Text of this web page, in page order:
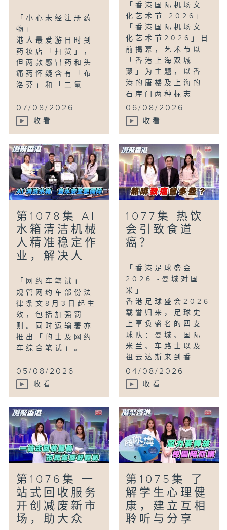
「小心未经注册药
物」
港人最爱游日时到
药妆店「扫货」，
但两款感冒药和头
痛药怀疑含有「布
洛芬」和「二氢...
07/08/2026
收看
「香港国际机场文
化艺术节 2026」
「香港国际机场文
化艺术节2026」日
前揭幕，艺术节以
「香港上海双城
聚」为主题，以香
港的唐楼及上海的
石库门两种标志...
06/08/2026
收看
第1078集 AI
水箱清洁机械
人精准稳定作
业，解决人...
「网约车笔试」
规管网约车部份法
律条文8月3日起生
效，包括加强罚
则。同时运输署亦
推出「的士及网约
车综合笔试」。...
05/08/2026
收看
1077集 热饮
会引致食道
癌？
「香港足球盛会
2026 -曼城对国
米」
香港足球盛会2026
载誉归来，足球史
上享负盛名的四支
球队：曼城、国际
米兰、车路士以及
祖云达斯来到香...
04/08/2026
收看
第1076集 一
站式回收服务
开创减废新市
场，助大众...
第1075集 了
解学生心理健
康，建立互相
聆听与分享...